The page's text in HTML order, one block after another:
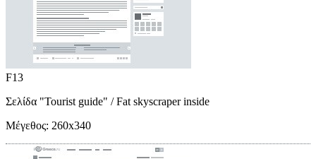
F13
Σελίδα "Tourist guide" / Fat skyscraper inside
Μέγεθος: 260x340